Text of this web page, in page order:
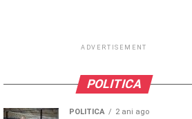
ADVERTISEMENT
POLITICA
POLITICA 2 ani ago